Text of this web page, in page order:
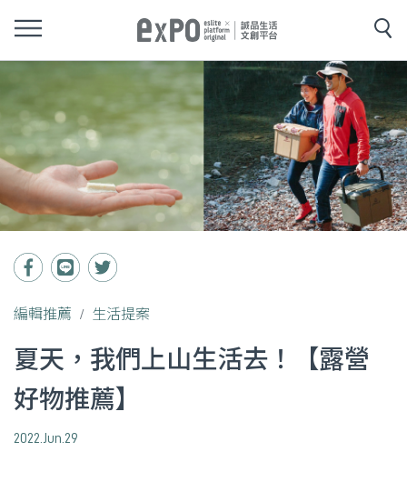
編輯推薦 生活提案
夏天，我們上山生活去！【露營
好物推薦】
2022.Jun.29